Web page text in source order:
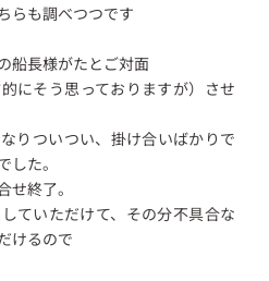
らも調べつつです
船長様がたとご対面
にそう思っておりますが）させ
りついつい、掛け合いばかりで
た。
終了。
ていただけて、その分不具合な
けるので